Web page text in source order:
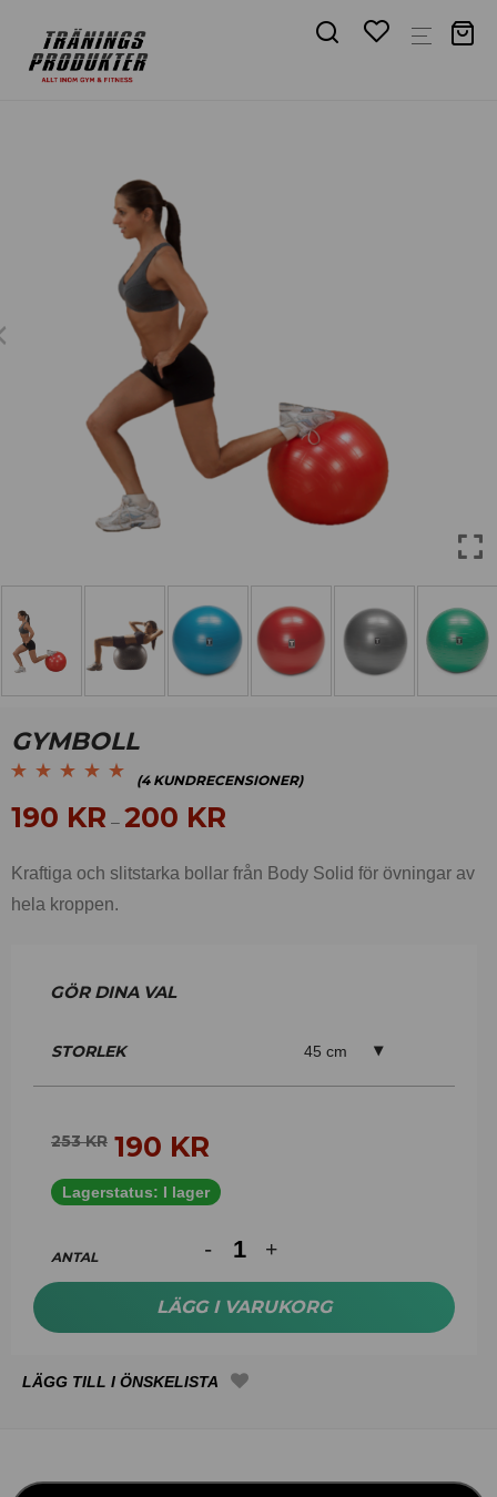
GYMBOLL
5 baserat på
(4KUNDRECENSIONER)
190 KR – 200 KR
Kraftiga och slitstarka bollar från Body Solid för övningar av
hela kroppen.
STORLEK 45 cm
253KR 190 KR
Lagerstatus: I lager
ANTAL
LÄGG I VARUKORG